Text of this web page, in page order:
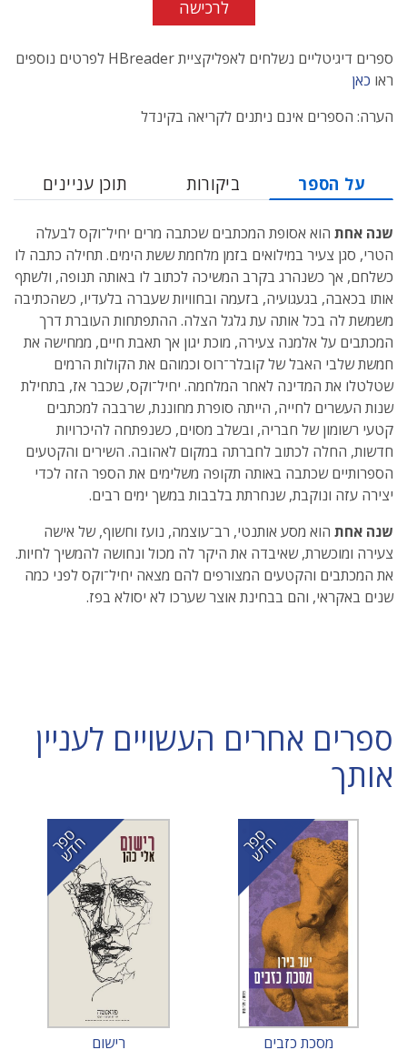
לרכישה
ספרים דיגיטליים נשלחים לאפליקציית HBreader לפרטים נוספים
ראו כאן
הערה: הספרים אינם ניתנים לקריאה בקינדל
על הספר ביקורות תוכן עניינים
שנה אחת הוא אסופת המכתבים שכתבה מרים יחיל־וקס לבעלה
הטרי, סגן צעיר במילואים בזמן מלחמת ששת הימים. תחילה כתבה לו
כשלחם, אך כשנהרג בקרב המשיכה לכתוב לו באותה תנופה, ולשתף
אותו בכאבה, בגעגועיה, בזעמה ובחוויות שעברה בלעדיו, כשהכתיבה
משמשת לה בכל אותה עת גלגל הצלה. ההתפתחות העוברת דרך
המכתבים על אלמנה צעירה, מוכת יגון אך תאבת חיים, ממחישה את
חמשת שלבי האבל של קובלר־רוס וכמוהם את הקולות הרמים
שטלטלו את המדינה לאחר המלחמה. יחיל־וקס, שכבר אז, בתחילת
שנות העשרים לחייה, הייתה סופרת מחוננת, שרבבה למכתבים
קטעי רשומון של חבריה, ובשלב מסוים, כשנפתחה להיכרויות
חדשות, החלה לכתוב לחברתה במקום לאהובה. השירים והקטעים
הספרותיים שכתבה באותה תקופה משלימים את הספר הזה לכדי
יצירה עזה ונוקבת, שנחרתת בלבבות במשך ימים רבים.
שנה אחת הוא מסע אותנטי, רב־עוצמה, נועז וחשוף, של אישה
צעירה ומוכשרת, שאיבדה את היקר לה מכול ונחושה להמשיך לחיות.
את המכתבים והקטעים המצורפים להם מצאה יחיל־וקס לפני כמה
שנים באקראי, והם בבחינת אוצר שערכו לא יסולא בפז.
ספרים אחרים העשויים לעניין
אותך
ס
פ
ר
ח
ד
ש
מסכת כזבים
ס
פ
ר
ח
ד
ש
רישום